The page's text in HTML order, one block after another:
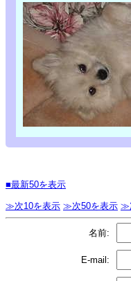
■最新50を表示
≫次10を表示 ≫次50を表示 ≫
名前:
E-mail: